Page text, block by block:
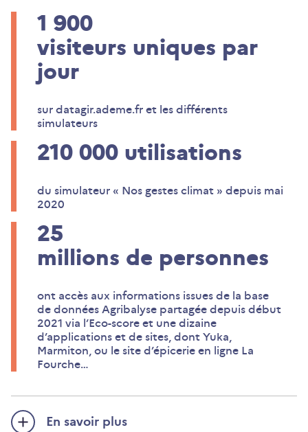
1 900
visiteurs uniques par
jour
sur datagir.ademe.fr et les différents
simulateurs
210 000 utilisations
du simulateur « Nos gestes climat » depuis mai
2020
25
millions de personnes
ont accès aux informations issues de la base
de données Agribalyse partagée depuis début
2021 via l’Eco-score et une dizaine
d’applications et de sites, dont Yuka,
Marmiton, ou le site d’épicerie en ligne La
Fourche…
En savoir plus